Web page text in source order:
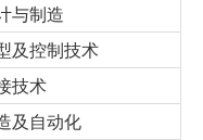
与制造
及控制技术
技术
及自动化